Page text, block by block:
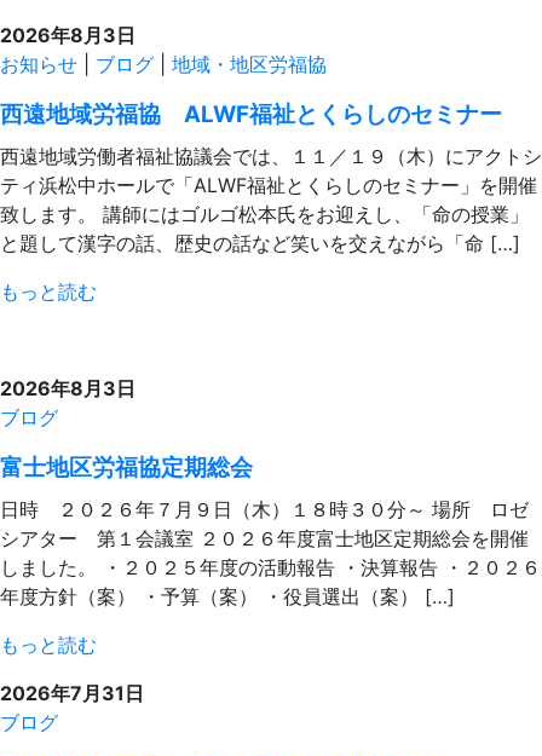
2026年8月3日
お知らせ
ブログ 地域・地区労福協
西遠地域労福協 ALWF福祉とくらしのセミナー
西遠地域労働者福祉協議会では、１１／１９（木）にアクトシ
ティ浜松中ホールで「ALWF福祉とくらしのセミナー」を開催
致します。 講師にはゴルゴ松本氏をお迎えし、「命の授業」
と題して漢字の話、歴史の話など笑いを交えながら「命 […]
もっと読む
2026年8月3日
ブログ
富士地区労福協定期総会
日時 ２０２６年７月９日（木）１８時３０分～ 場所 ロゼ
シアター 第１会議室 ２０２６年度富士地区定期総会を開催
しました。 ・２０２５年度の活動報告 ・決算報告 ・２０２６
年度方針（案） ・予算（案） ・役員選出（案） […]
もっと読む
2026年7月31日
ブログ